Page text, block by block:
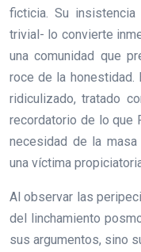
ficticia. Su
trivial- lo convierte
una comunidad que
roce de la honestidad.
ridiculizado, tratado
recordatorio de lo que
necesidad de la
una víctima
Al observar las
del linchamiento
sus argumentos, sino